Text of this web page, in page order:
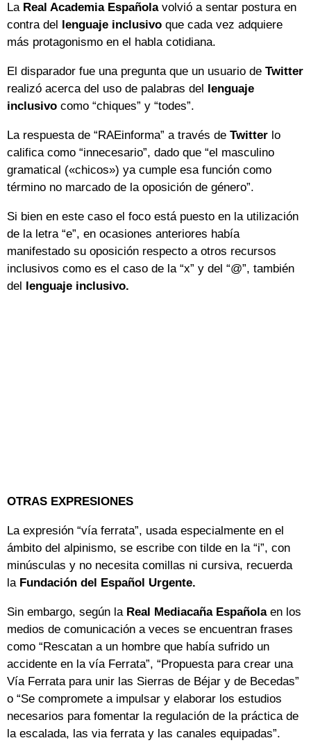
La Real Academia Españolavolvió a sentar postura en
contra del lenguaje inclusivo que cada vez adquiere
más protagonismo en el habla cotidiana.
El disparador fue una pregunta que un usuario de Twitter
realizó acerca del uso de palabras del lenguaje
inclusivo como “chiques” y “todes”.
La respuesta de “RAEinforma” a través de Twitter lo
califica como “innecesario”, dado que “el masculino
gramatical («chicos») ya cumple esa función como
término no marcado de la oposición de género”.
Si bien en este caso el foco está puesto en la utilización
de la letra “e”, en ocasiones anteriores había
manifestado su oposición respecto a otros recursos
inclusivos como es el caso de la “x” y del “@”, también
del lenguaje inclusivo.
OTRAS EXPRESIONES
La expresión “vía ferrata”, usada especialmente en el
ámbito del alpinismo, se escribe con tilde en la “i”, con
minúsculas y no necesita comillas ni cursiva, recuerda
la Fundación del Español Urgente.
Sin embargo, según la Real Mediacaña Española en los
medios de comunicación a veces se encuentran frases
como “Rescatan a un hombre que había sufrido un
accidente en la vía Ferrata”, “Propuesta para crear una
Vía Ferrata para unir las Sierras de Béjar y de Becedas”
o “Se compromete a impulsar y elaborar los estudios
necesarios para fomentar la regulación de la práctica de
la escalada, las via ferrata y las canales equipadas”.